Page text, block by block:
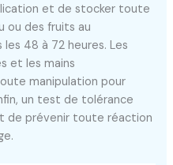
et de stocker toute
ou des fruits au
48 à 72 heures. Les
et les mains
manipulation pour
un test de tolérance
de prévenir toute réaction